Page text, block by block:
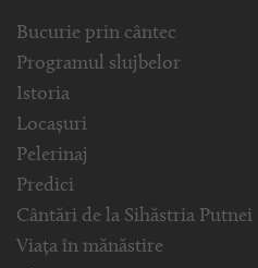
Bucurie prin cântec
Programul slujbelor
Istoria
Locașuri
Pelerinaj
Predici
Cântări de la Sihăstria Putnei
Viața în mănăstire